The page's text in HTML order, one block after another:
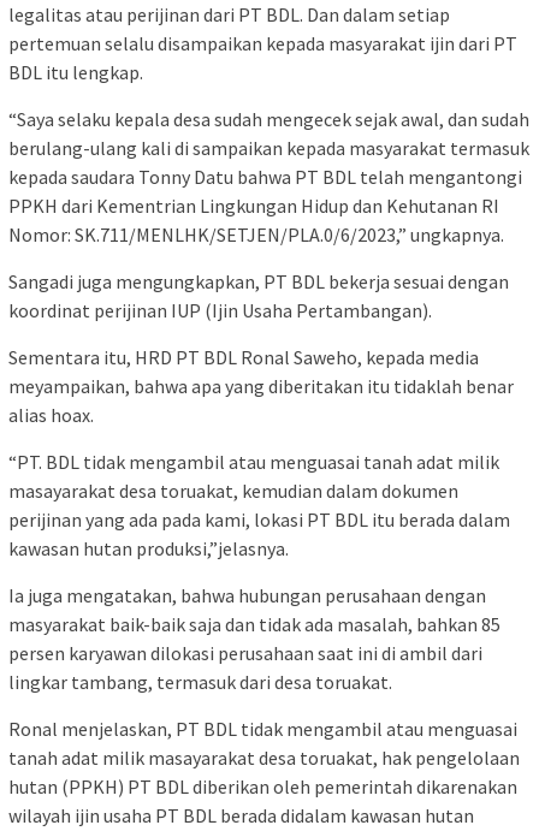
legalitas atau perijinan dari PT BDL. Dan dalam setiap
pertemuan selalu disampaikan kepada masyarakat ijin dari PT
BDL itu lengkap.
“Saya selaku kepala desa sudah mengecek sejak awal, dan sudah
berulang-ulang kali di sampaikan kepada masyarakat termasuk
kepada saudara Tonny Datu bahwa PT BDL telah mengantongi
PPKH dari Kementrian Lingkungan Hidup dan Kehutanan RI
Nomor: SK.711/MENLHK/SETJEN/PLA.0/6/2023,” ungkapnya.
Sangadi juga mengungkapkan, PT BDL bekerja sesuai dengan
koordinat perijinan IUP (Ijin Usaha Pertambangan).
Sementara itu, HRD PT BDL Ronal Saweho, kepada media
meyampaikan, bahwa apa yang diberitakan itu tidaklah benar
alias hoax.
“PT. BDL tidak mengambil atau menguasai tanah adat milik
masayarakat desa toruakat, kemudian dalam dokumen
perijinan yang ada pada kami, lokasi PT BDL itu berada dalam
kawasan hutan produksi,”jelasnya.
Ia juga mengatakan, bahwa hubungan perusahaan dengan
masyarakat baik-baik saja dan tidak ada masalah, bahkan 85
persen karyawan dilokasi perusahaan saat ini di ambil dari
lingkar tambang, termasuk dari desa toruakat.
Ronal menjelaskan, PT BDL tidak mengambil atau menguasai
tanah adat milik masayarakat desa toruakat, hak pengelolaan
hutan (PPKH) PT BDL diberikan oleh pemerintah dikarenakan
wilayah ijin usaha PT BDL berada didalam kawasan hutan